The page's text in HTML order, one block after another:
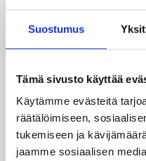
Suostumus
Tämä sivusto käyttää
Käytämme evästeitä
räätälöimiseen,
tukemiseen ja
jaamme sosiaalisen
13.30–14.10 DCA
14.30–15.00 Skidit Disko